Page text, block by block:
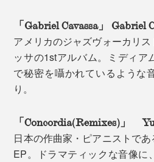
「Gabriel Cavassa」 Gabriel
アメリカのジャズヴォーカリ
ッサの1stアルバム。ミディア
で秘密を囁かれているような
り。
「Concordia(Remixes)」
日本の作曲家・ピアニストで
EP。ドラマティックな音像に